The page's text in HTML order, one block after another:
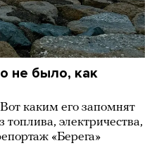
не было, как
каким его запомнят
электричества,
«Берега»